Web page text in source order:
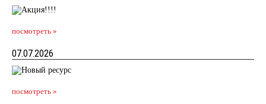
посмотреть »
07.07.2026
посмотреть »